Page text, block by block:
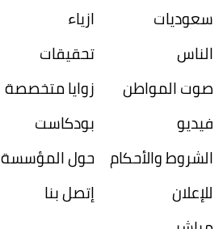
سعوديات
ازياء
الناس
تحقيقات
صوت المواطن
زوايا متخصصة
فيديو
بودكاست
الشروط والأحكام حول المؤسسة
للإعلان
إتصل بنا